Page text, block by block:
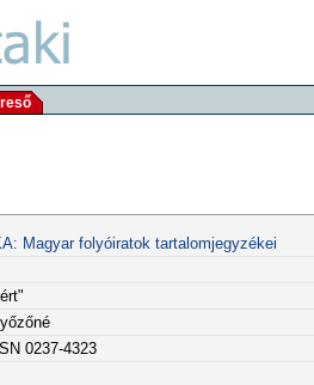
Magyar folyóiratok tartalomjegyzékei
0237-4323